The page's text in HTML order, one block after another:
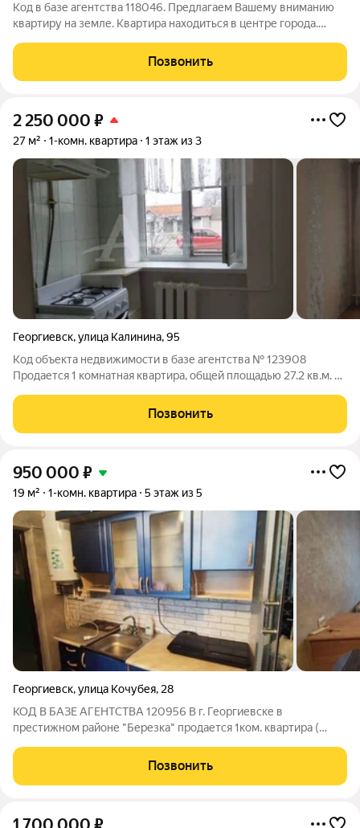
Код в базе агентства 118046. Предлагаем Вашему вниманию
квартиру на земле. Квартира находиться в центре города.
индивидуальное отопление, можно заходить и жить. Более
подробную информацию об этом и
Позвонить
2 250 000 ₽
27 м² 1-комн. квартира 1 этаж из 3
Георгиевск,улица Калинина,95
Код объекта недвижимости в базе агентства № 123908
Продается 1 комнатная квартира, общей площадью 27.2 кв.м. В
Очень уютная. Документы в порядке, один собственник.
Первый этаж, окна на улицу
Позвонить
950 000 ₽
19 м² 1-комн. квартира 5 этаж из 5
Георгиевск,улица Кочубея, 28
КОД В БАЗЕ АГЕНТСТВА 120956 В г. Георгиевске в
престижном районе "Березка" продается 1ком. квартира (
комфорт, который чувствуется благодаря хорошему ремонту.
В комнате все удобства, бойлер,
Позвонить